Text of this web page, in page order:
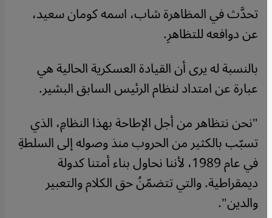
تحدَّث في المظاهرة شاب، اسمه كومان سعيد،
عن دوافعه للتظاهرِ.
بالنسبة له يرى أن القيادة العسكرية الحالية هي
عبارة عن امتداد لنظام الرئيس السابق البشير.
"نحن نتظاهر من أجل الإطاحة بهذا النظامِ، الذي
تسبّب بالكثير من الحروب منذ وصوله إلى السلطةِ
في عام 1989، لأننا نحاول بناء أمتنا كدولة
ديمقراطية. والتي تتضمّنُ حق الكلام والتعبير
والدين".